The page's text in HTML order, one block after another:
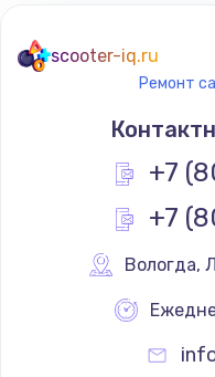
scooter-iq.ru
Ремонт
+7
+7
Вологда,